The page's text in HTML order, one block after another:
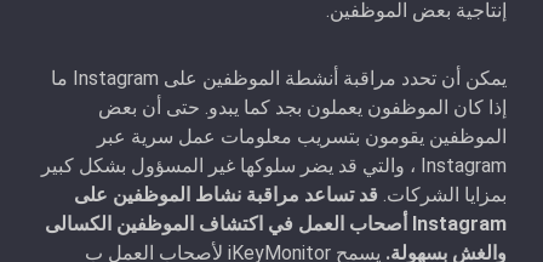
إنتاجية بعض الموظفين.
يمكن أن تحدد مراقبة أنشطة الموظفين على Instagram ما
إذا كان الموظفون يعملون بجد كما يبدو. حتى أن بعض
الموظفين يقومون بتسريب معلومات عمل سرية عبر
Instagram ، والتي قد يضر سلوكها غير المسؤول بشكل كبير
بمزايا الشركات. قد تساعد مراقبة نشاط الموظفين على
Instagram أصحاب العمل في اكتشاف الموظفين الكسالى
والغش بسهولة. يسمح iKeyMonitor لأصحاب العمل ب